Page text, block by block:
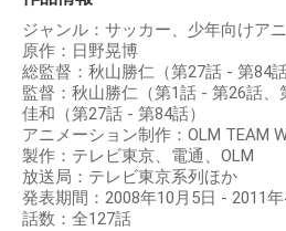
ジャンル：サッカー、少年向けア
原作：日野晃博
総監督：秋山勝仁（第27話 - 第84話
監督：秋山勝仁（第1話 - 第26話
佳和（第27話 - 第84話）
アニメーション制作：OLM TEAM
製作：テレビ東京、電通、OLM
放送局：テレビ東京系列ほか
発表期間：2008年10月5日 - 2011
話数：全127話